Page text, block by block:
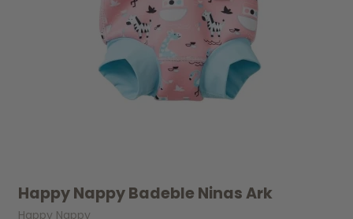
Happy Nappy Badeble Ninas Ark
Happy Nappy